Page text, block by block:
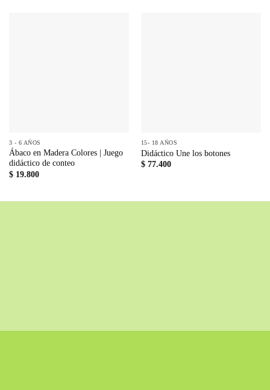
3 - 6 AÑOS
Ábaco en Madera Colores | Juego
didáctico de conteo
$19.800
15- 18 AÑOS
Didáctico Une los botones
$77.400